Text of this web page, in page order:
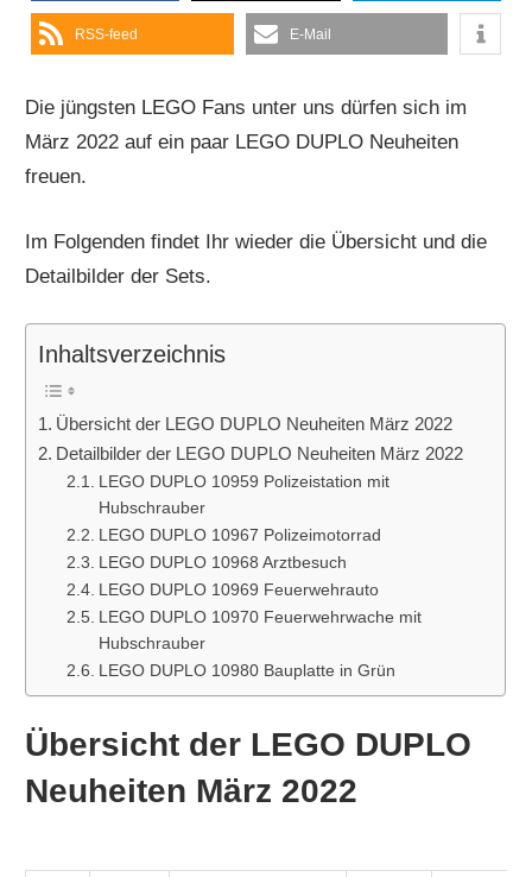
RSS-feed E-Mail
Die jüngsten LEGO Fans unter uns dürfen sich im
März 2022 auf ein paar LEGO DUPLO Neuheiten
freuen.
Im Folgenden findet Ihr wieder die Übersicht und die
Detailbilder der Sets.
Inhaltsverzeichnis
Übersicht der LEGO DUPLO Neuheiten März 2022
Detailbilder der LEGO DUPLO Neuheiten März 2022
LEGO DUPLO 10959 Polizeistation mit
Hubschrauber
LEGO DUPLO 10967 Polizeimotorrad
LEGO DUPLO 10968 Arztbesuch
LEGO DUPLO 10969 Feuerwehrauto
LEGO DUPLO 10970 Feuerwehrwache mit
Hubschrauber
LEGO DUPLO 10980 Bauplatte in Grün
Übersicht der LEGO DUPLO
Neuheiten März 2022